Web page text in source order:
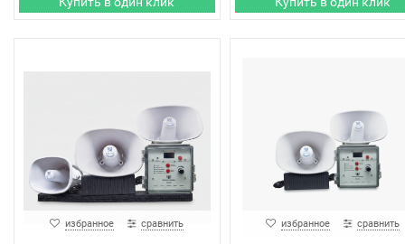
избранное сравнить избранное сравнить